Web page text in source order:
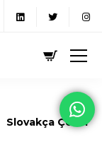
Slovakça Çeviri